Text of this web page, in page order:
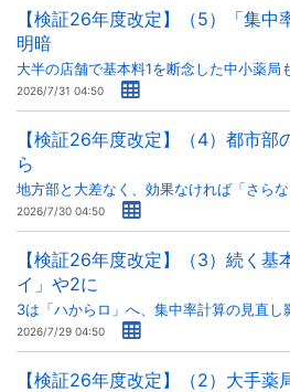
【検証26年度改定】（5）「集
明暗
大半の店舗で基本料1を断念した中小薬局
2026/7/31 04:50
【検証26年度改定】（4）都市
ら
地方部と大差なく、効果なければ「さらな
2026/7/30 04:50
【検証26年度改定】（3）続く基
イ」や2に
3は「ハからロ」へ、集中率計算の見直し
2026/7/29 04:50
【検証26年度改定】（2）大手